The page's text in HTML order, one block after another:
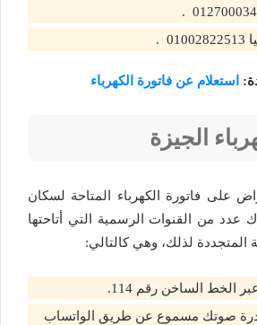
.
استعلام عن فاتورة الكهرباء
الجيزة
على فاتورة الكهرباء المتاحة لسكان
عدد من القنوات الرسمية التي أتاحتها
المتجددة لذلك، وهي كالتالي:
الخط الساخن رقم 114.
صوتك مسموع عن طريق الواتساب